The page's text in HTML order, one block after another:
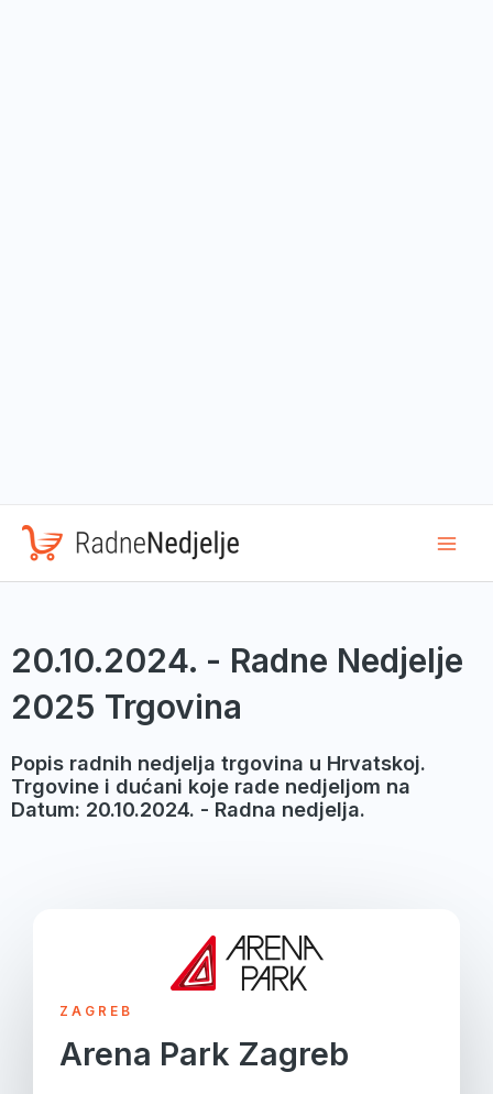
20.10.2024. - Radne Nedjelje
2025 Trgovina
Popis radnih nedjelja trgovina u Hrvatskoj.
Trgovine i dućani koje rade nedjeljom na
Datum: 20.10.2024. - Radna nedjelja.
ZAGREB
Arena Park Zagreb